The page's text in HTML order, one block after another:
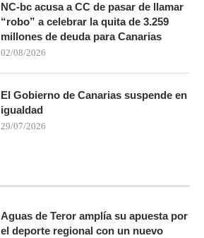
NC-bc acusa a CC de pasar de llamar
“robo” a celebrar la quita de 3.259
millones de deuda para Canarias
02/08/2026
El Gobierno de Canarias suspende en
igualdad
29/07/2026
Aguas de Teror amplía su apuesta por
el deporte regional con un nuevo